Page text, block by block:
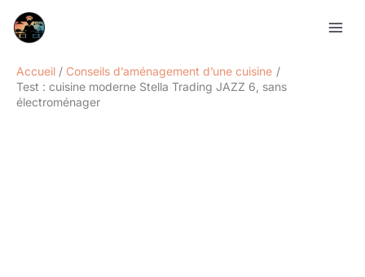
Accueil
Conseils d’aménagement d’une cuisine
Test : cuisine moderne Stella Trading JAZZ 6, sans
électroménager
Rechercher